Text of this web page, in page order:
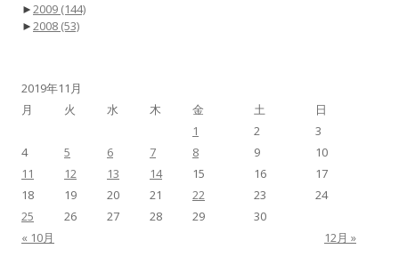
►2009 (144)
►2008 (53)
2019年11月
月
火 水 木 金 土 日
« 10月 12月 »
1 2
3
4
5 6 7 8 9
10
11
12 13 14 15 16
17
18
19 20 21 22 23
24
25
26 27 28 29 30